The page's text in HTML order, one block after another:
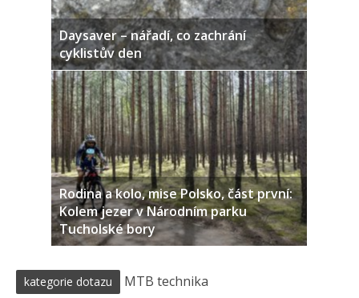
Daysaver – nářadí, co zachrání
cyklistův den
Rodina a kolo, mise Polsko, část první:
Kolem jezer v Národním parku
Tucholské bory
kategorie dotazu MTB technika